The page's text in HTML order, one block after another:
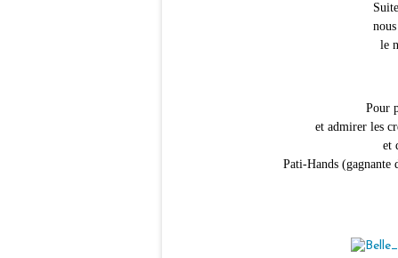
le
Pour
et admirer les
et
Pati-Hands (gagnante